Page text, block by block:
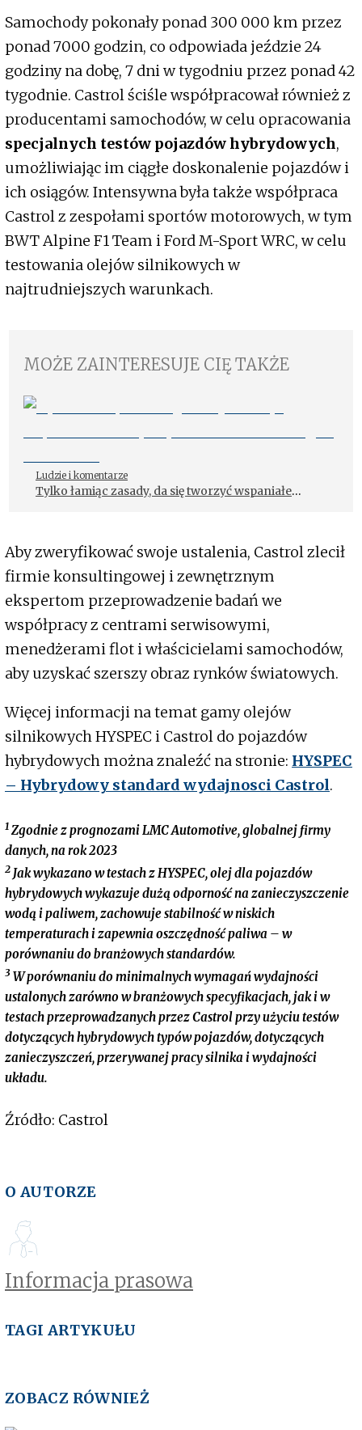
Samochody pokonały ponad 300 000 km przez
ponad 7000 godzin, co odpowiada jeździe 24
godziny na dobę, 7 dni w tygodniu przez ponad 42
tygodnie. Castrol ściśle współpracował również z
producentami samochodów, w celu opracowania
specjalnych testów pojazdów hybrydowych,
umożliwiając im ciągłe doskonalenie pojazdów i
ich osiągów. Intensywna była także współpraca
Castrol z zespołami sportów motorowych, w tym
BWT Alpine F1 Team i Ford M-Sport WRC, w celu
testowania olejów silnikowych w
najtrudniejszych warunkach.
MOŻE ZAINTERESUJE CIĘ TAKŻE
Ludzie i komentarze
Tylko łamiąc zasady, da się tworzyć wspaniałe
Aby zweryfikować swoje ustalenia, Castrol zlecił
firmie konsultingowej i zewnętrznym
ekspertom przeprowadzenie badań we
współpracy z centrami serwisowymi,
menedżerami flot i właścicielami samochodów,
aby uzyskać szerszy obraz rynków światowych.
Więcej informacji na temat gamy olejów
silnikowych HYSPEC i Castrol do pojazdów
hybrydowych można znaleźć na stronie: HYSPEC
– Hybrydowy standard wydajnosci Castrol.
1 Zgodnie z prognozami LMC Automotive, globalnej firmy
danych, na rok 2023
2 Jak wykazano w testach z HYSPEC, olej dla pojazdów
hybrydowych wykazuje dużą odporność na zanieczyszczenie
wodą i paliwem, zachowuje stabilność w niskich
temperaturach i zapewnia oszczędność paliwa – w
porównaniu do branżowych standardów.
3 W porównaniu do minimalnych wymagań wydajności
ustalonych zarówno w branżowych specyfikacjach, jak i w
testach przeprowadzanych przez Castrol przy użyciu testów
dotyczących hybrydowych typów pojazdów, dotyczących
zanieczyszczeń, przerywanej pracy silnika i wydajności
układu.
Źródło: Castrol
O AUTORZE
Informacja prasowa
TAGI ARTYKUŁU
ZOBACZ RÓWNIEŻ